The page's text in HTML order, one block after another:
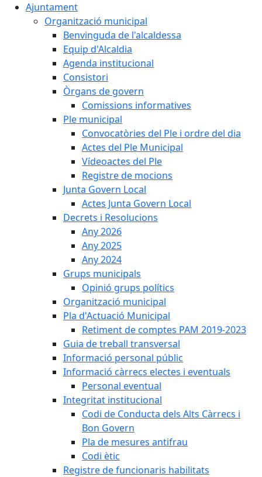
Ajuntament
Organització municipal
Benvinguda de l'alcaldessa
Equip d'Alcaldia
Agenda institucional
Consistori
Òrgans de govern
Comissions informatives
Ple municipal
Convocatòries del Ple i ordre del dia
Actes del Ple Municipal
Vídeoactes del Ple
Registre de mocions
Junta Govern Local
Actes Junta Govern Local
Decrets i Resolucions
Any 2026
Any 2025
Any 2024
Grups municipals
Opinió grups polítics
Organització municipal
Pla d'Actuació Municipal
Retiment de comptes PAM 2019-2023
Guia de treball transversal
Informació personal públic
Informació càrrecs electes i eventuals
Personal eventual
Integritat institucional
Codi de Conducta dels Alts Càrrecs i
Bon Govern
Pla de mesures antifrau
Codi ètic
Registre de funcionaris habilitats